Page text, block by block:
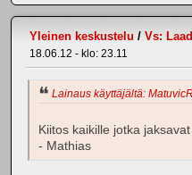
Yleinen keskustelu / Vs:
18.06.12 - klo: 23.11
Lainaus käyttäjältä:
Kiitos kaikille jotka
- Mathias